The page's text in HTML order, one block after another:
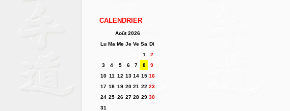
CALENDRIER
Août 2026
Lu Ma Me Je Ve Sa Di
1
2
3
4 5 6 7 8
9
10 11 12 13 14 15 16
17 18 19 20 21 22 23
24 25 26 27 28 29 30
31